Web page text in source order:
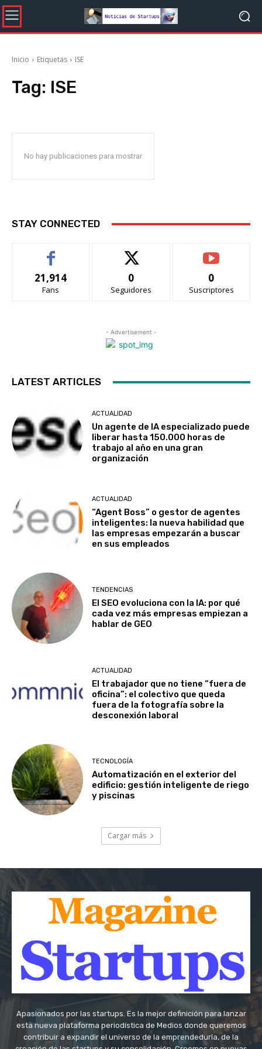
Inicio Etiquetas ISE
Tag: ISE
No hay publicaciones para mostrar
STAY CONNECTED
21,914
Fans
0
Seguidores
0
Suscriptores
- Advertisement -
LATEST ARTICLES
ACTUALIDAD
Un agente de IA especializado puede
liberar hasta 150.000 horas de
trabajo al año en una gran
organización
ACTUALIDAD
“Agent Boss” o gestor de agentes
inteligentes: la nueva habilidad que
las empresas empezarán a buscar
en sus empleados
TENDENCIAS
El SEO evoluciona con la IA: por qué
cada vez más empresas empiezan a
hablar de GEO
ACTUALIDAD
El trabajador que no tiene “fuera de
oficina”: el colectivo que queda
fuera de la fotografía sobre la
desconexión laboral
TECNOLOGÍA
Automatización en el exterior del
edificio: gestión inteligente de riego
y piscinas
Cargar más
Apasionados por las startups. Es la mejor definición para lanzar
esta nueva plataforma periodística de Medios donde queremos
contribuir a expandir el universo de la emprendeduría, de la